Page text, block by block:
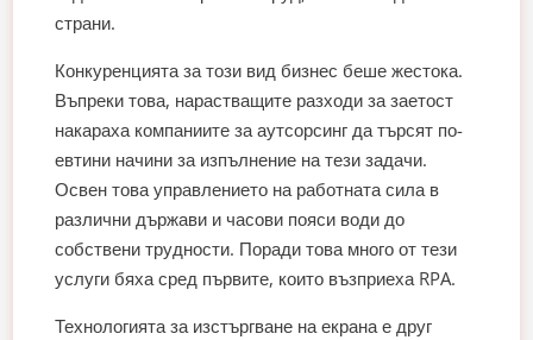
страни.
Конкуренцията за този вид бизнес беше жестока.
Въпреки това, нарастващите разходи за заетост
накараха компаниите за аутсорсинг да търсят по-
евтини начини за изпълнение на тези задачи.
Освен това управлението на работната сила в
различни държави и часови пояси води до
собствени трудности. Поради това много от тези
услуги бяха сред първите, които възприеха RPA.
Технологията за изстъргване на екрана е друг